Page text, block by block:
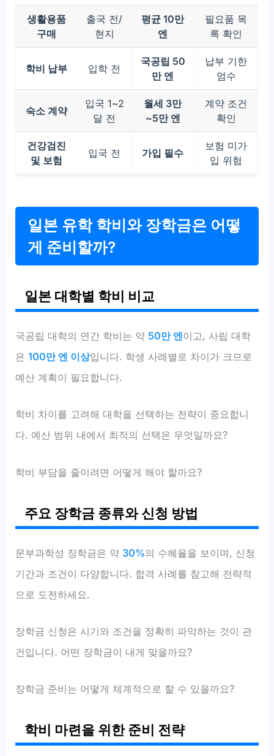
생활용품
구매
출국 전/
현지
평균 10만
엔
필요품 목
록 확인
학비 납부 입학 전
국공립 50
만 엔
납부 기한
엄수
숙소 계약
입국 1~2
달 전
월세 3만
~5만 엔
계약 조건
확인
건강검진
및 보험
입국 전 가입 필수
보험 미가
입 위험
일본 유학 학비와 장학금은 어떻
게 준비할까?
일본 대학별 학비 비교
국공립 대학의 연간 학비는 약 50만 엔이고, 사립 대학
은100만 엔 이상입니다. 학생 사례별로 차이가 크므로
예산 계획이 필요합니다.
학비 차이를 고려해 대학을 선택하는 전략이 중요합니
다. 예산 범위 내에서 최적의 선택은 무엇일까요?
학비 부담을 줄이려면 어떻게 해야 할까요?
주요 장학금 종류와 신청 방법
문부과학성 장학금은 약 30%의 수혜율을 보이며, 신청
기간과 조건이 다양합니다. 합격 사례를 참고해 전략적
으로 도전하세요.
장학금 신청은 시기와 조건을 정확히 파악하는 것이 관
건입니다. 어떤 장학금이 내게 맞을까요?
장학금 준비는 어떻게 체계적으로 할 수 있을까요?
학비 마련을 위한 준비 전략